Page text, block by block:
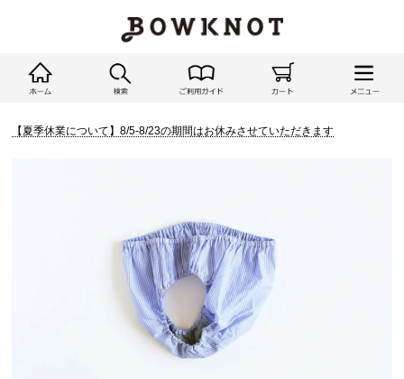
【夏季休業について】8/5-8/23の期間はお休みさせていただきます